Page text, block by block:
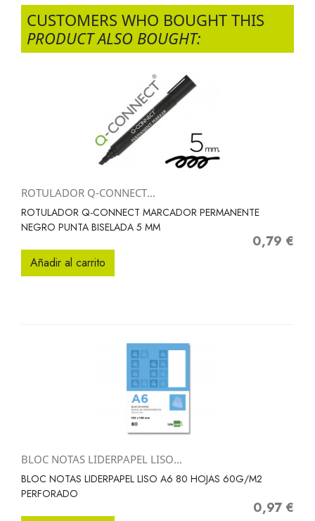
CUSTOMERS WHO BOUGHT THIS
PRODUCT ALSO BOUGHT:
ROTULADOR Q-CONNECT...
ROTULADOR Q-CONNECT MARCADOR PERMANENTE
NEGRO PUNTA BISELADA 5 MM
Precio
0,79 €
Añadir al carrito
BLOC NOTAS LIDERPAPEL LISO...
BLOC NOTAS LIDERPAPEL LISO A6 80 HOJAS 60G/M2
PERFORADO
Precio
0,97 €